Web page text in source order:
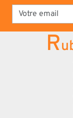
R